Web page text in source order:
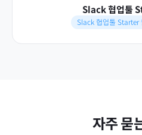
Slack 협업툴
Slack 협업툴 Starter
자주 묻